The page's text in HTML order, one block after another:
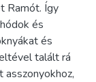
Ramót. Így
és
és
talált rá